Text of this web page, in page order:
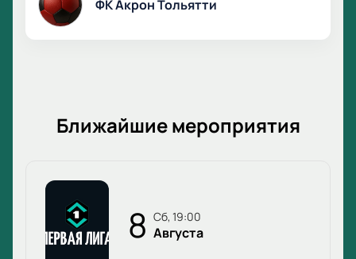
ФК Акрон Тольятти
Ближайшие мероприятия
8 сб, 19:00
Августа